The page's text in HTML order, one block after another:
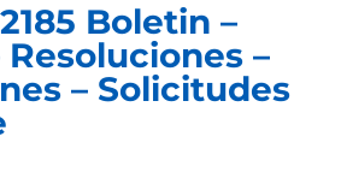
Boletin –
–
– Solicitudes